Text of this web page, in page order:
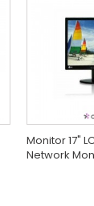
Monitor 17"
Network